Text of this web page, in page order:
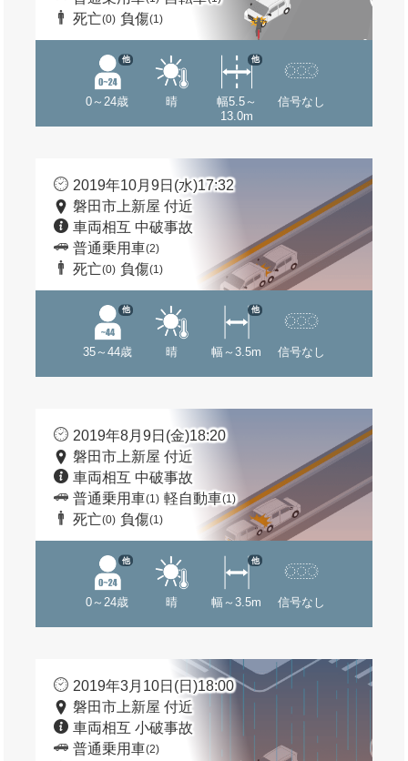
死亡(0) 負傷(1)
0～24歳
他
晴
幅5.5～
13.0m
他
信号なし
2019年10月9日(水)17:32
磐田市上新屋 付近
車両相互 中破事故
普通乗用車(2)
死亡(0) 負傷(1)
35～44歳
他
晴 幅～3.5m
他
信号なし
2019年8月9日(金)18:20
磐田市上新屋 付近
車両相互 中破事故
普通乗用車(1) 軽自動車(1)
死亡(0) 負傷(1)
0～24歳
他
晴 幅～3.5m
他
信号なし
2019年3月10日(日)18:00
磐田市上新屋 付近
車両相互 小破事故
普通乗用車(2)